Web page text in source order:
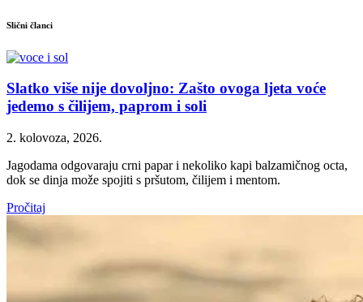
Slični članci
Slatko više nije dovoljno: Zašto ovoga ljeta voće
jedemo s čilijem, paprom i soli
2. kolovoza, 2026.
Jagodama odgovaraju crni papar i nekoliko kapi balzamičnog octa,
dok se dinja može spojiti s pršutom, čilijem i mentom.
Pročitaj